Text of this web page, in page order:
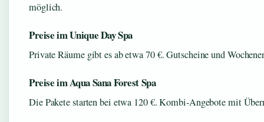
möglich.
Preise im Unique Day Spa
Private Räume gibt es ab etwa 70 €. Gutscheine und
Preise im Aqua Sana Forest Spa
Die Pakete starten bei etwa 120 €. Kombi-Angebote mit